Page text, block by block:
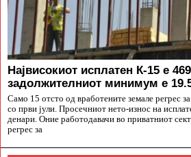
Највисокиот исплатен К-15 е
задолжителниот минимум е
Само 15 отсто од вработените земале регрес
со први јули. Просечниот нето-износ на
денари. Оние работодавачи во приватниот
регрес за